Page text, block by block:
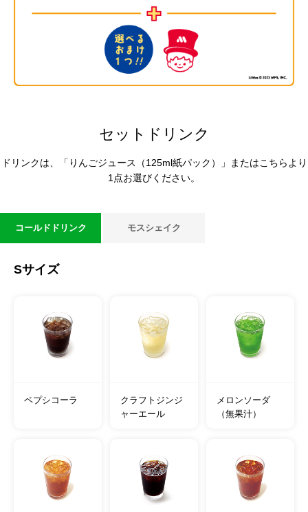
セットドリンク
ドリンクは、「りんごジュース（125ml紙パック）」またはこちらより
1点お選びください。
コールドドリンク モスシェイク
Sサイズ
ペプシコーラ
クラフトジンジ
ャーエール
メロンソーダ
（無果汁）